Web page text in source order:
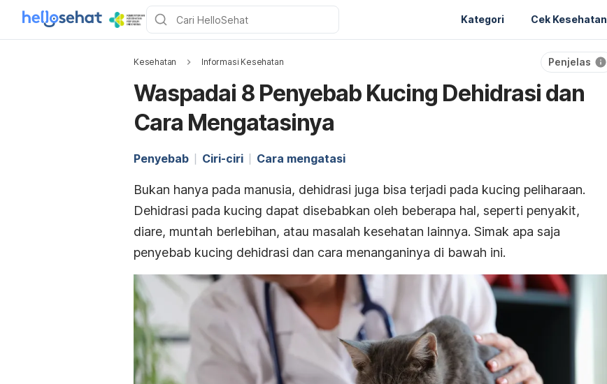
Kategori Cek Kesehatan
Kesehatan Informasi Kesehatan Penjelas
Waspadai 8 Penyebab Kucing Dehidrasi dan
Cara Mengatasinya
Penyebab Ciri-ciri Cara mengatasi
Bukan hanya pada manusia, dehidrasi juga bisa terjadi pada kucing peliharaan.
Dehidrasi pada kucing dapat disebabkan oleh beberapa hal, seperti penyakit,
diare, muntah berlebihan, atau masalah kesehatan lainnya. Simak apa saja
penyebab kucing dehidrasi dan cara menanganinya di bawah ini.